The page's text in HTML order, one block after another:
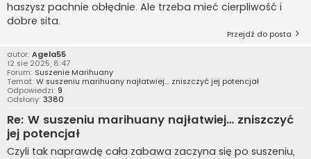
haszysz pachnie obłędnie. Ale trzeba mieć cierpliwość i
dobre sita.
Przejdź do posta
autor: Agela55
12 sie 2025, 8:47
Forum: Suszenie Marihuany
Temat: W suszeniu marihuany najłatwiej… zniszczyć jej potencjał
Odpowiedzi: 9
Odsłony: 3380
Re: W suszeniu marihuany najłatwiej… zniszczyć
jej potencjał
Czyli tak naprawdę cała zabawa zaczyna się po suszeniu,